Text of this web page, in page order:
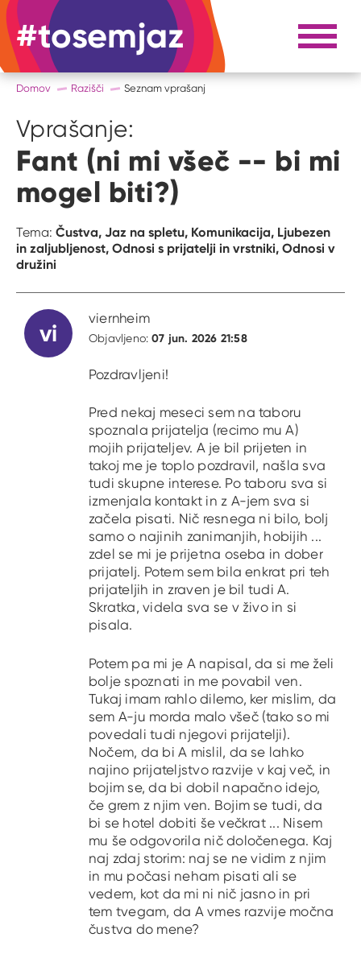
#tosemjaz #to sem jaz Razpri
Domov Razišči Seznam vprašanj
Vprašanje:
Fant (ni mi všeč -- bi mi
mogel biti?)
Tema: Čustva, Jaz na spletu, Komunikacija, Ljubezen
in zaljubljenost, Odnosi s prijatelji in vrstniki, Odnosi v
družini
vi
viernheim
Objavljeno:07 jun. 2026 21:58
Pozdravljeni!
Pred nekaj meseci sem na taboru
spoznala prijatelja (recimo mu A)
mojih prijateljev. A je bil prijeten in
takoj me je toplo pozdravil, našla sva
tudi skupne interese. Po taboru sva si
izmenjala kontakt in z A-jem sva si
začela pisati. Nič resnega ni bilo, bolj
samo o najinih zanimanjih, hobijih ...
zdel se mi je prijetna oseba in dober
prijatelj. Potem sem bila enkrat pri teh
prijateljih in zraven je bil tudi A.
Skratka, videla sva se v živo in si
pisala.
Potem pa mi je A napisal, da si me želi
bolje spoznati in me povabil ven.
Tukaj imam rahlo dilemo, ker mislim, da
sem A-ju morda malo všeč (tako so mi
povedali tudi njegovi prijatelji).
Nočem, da bi A mislil, da se lahko
najino prijateljstvo razvije v kaj več, in
bojim se, da bi dobil napačno idejo,
če grem z njim ven. Bojim se tudi, da
bi se hotel dobiti še večkrat ... Nisem
mu še odgovorila nič določenega. Kaj
naj zdaj storim: naj se ne vidim z njim
in mu počasi neham pisati ali se
vedem, kot da mi ni nič jasno in pri
tem tvegam, da A vmes razvije močna
čustva do mene?